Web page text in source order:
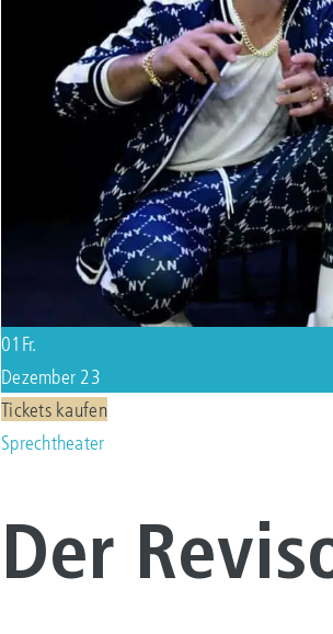
01 Fr.
Dezember 23
Tickets kaufen
Sprechtheater
Der